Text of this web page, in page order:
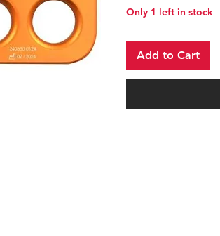
Only 1 left in stock
Add to Cart